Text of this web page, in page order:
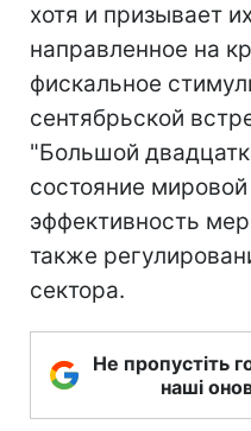
хотя и призывает
направленное на
фискальное
сентябрьской
"Большой
состояние
эффективность
также
сектора.
Не пропустіть
наші